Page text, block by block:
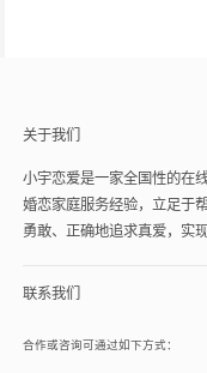
关于我们
小宇恋爱是一家全国性的在
婚恋家庭服务经验，立足于
勇敢、正确地追求真爱，实
联系我们
合作或咨询可通过如下方式：